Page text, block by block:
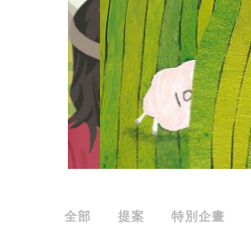
全部 提案 特別企畫